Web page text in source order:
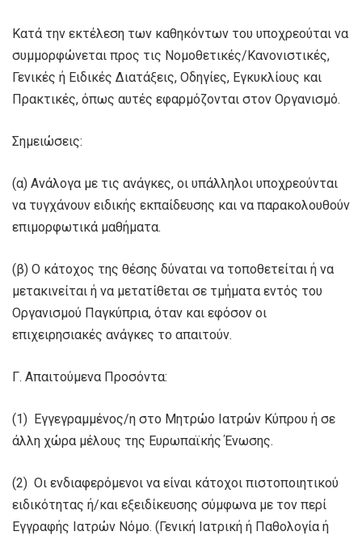
Κατά την εκτέλεση των καθηκόντων του υποχρεούται να
συμμορφώνεται προς τις Νομοθετικές/Κανονιστικές,
Γενικές ή Ειδικές Διατάξεις, Οδηγίες, Εγκυκλίους και
Πρακτικές, όπως αυτές εφαρμόζονται στον Οργανισμό.
Σημειώσεις:
(α) Ανάλογα με τις ανάγκες, οι υπάλληλοι υποχρεούνται
να τυγχάνουν ειδικής εκπαίδευσης και να παρακολουθούν
επιμορφωτικά μαθήματα.
(β) Ο κάτοχος της θέσης δύναται να τοποθετείται ή να
μετακινείται ή να μετατίθεται σε τμήματα εντός του
Οργανισμού Παγκύπρια, όταν και εφόσον οι
επιχειρησιακές ανάγκες το απαιτούν.
Γ. Απαιτούμενα Προσόντα:
(1) Εγγεγραμμένος/η στο Μητρώο Ιατρών Κύπρου ή σε
άλλη χώρα μέλους της Ευρωπαϊκής Ένωσης.
(2) Οι ενδιαφερόμενοι να είναι κάτοχοι πιστοποιητικού
ειδικότητας ή/και εξειδίκευσης σύμφωνα με τον περί
Εγγραφής Ιατρών Νόμο. (Γενική Ιατρική ή Παθολογία ή